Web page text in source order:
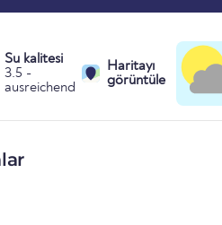
Su kalitesi
3.5 -
ausreichend
Haritayı
görüntüle